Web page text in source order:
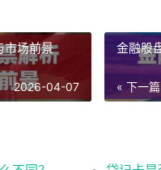
市场前景
2026-04-07
金融股
« 下一篇